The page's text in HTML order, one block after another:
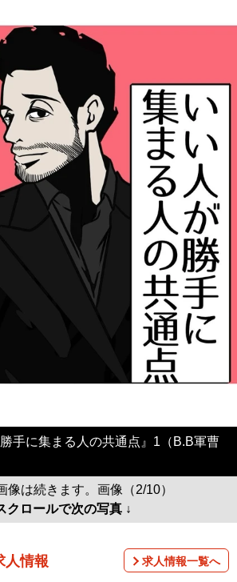
手に集まる人の共通点』1（B.B軍曹
像は続きます。画像（2/10）
クロールで次の写真 ↓
人情報 求人情報一覧へ